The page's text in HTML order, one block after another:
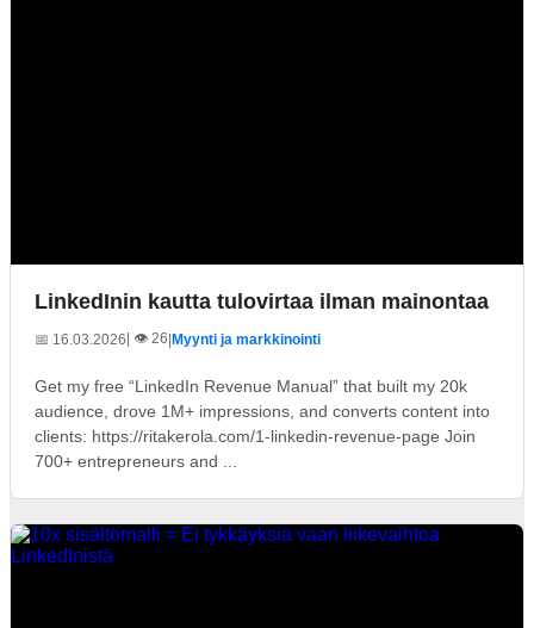
LinkedInin kautta tulovirtaa ilman mainontaa
📅 16.03.2026| 👁️ 26 Myynti ja markkinointi
Get my free “LinkedIn Revenue Manual” that built my 20k
audience, drove 1M+ impressions, and converts content into
clients: https://ritakerola.com/1-linkedin-revenue-page Join
700+ entrepreneurs and ...